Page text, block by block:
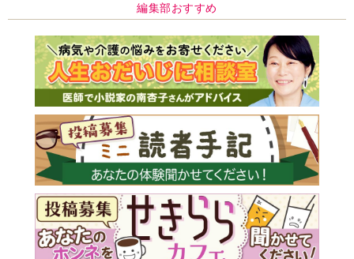
編集部おすすめ